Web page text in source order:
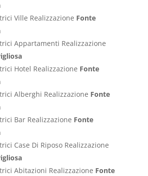
Ville Realizzazione Fonte
Appartamenti Realizzazione
Hotel Realizzazione Fonte
Alberghi Realizzazione Fonte
Bar Realizzazione Fonte
Case Di Riposo Realizzazione
Abitazioni Realizzazione Fonte